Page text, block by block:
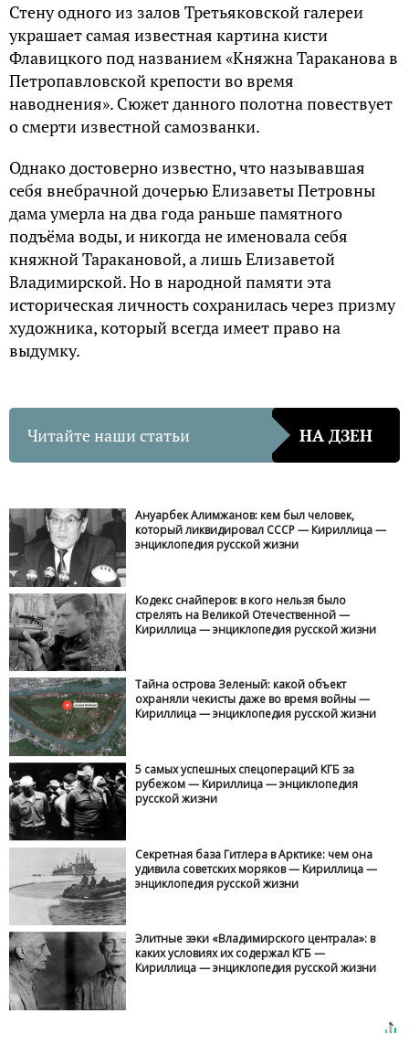
Стену одного из залов Третьяковской галереи
украшает самая известная картина кисти
Флавицкого под названием «Княжна Тараканова в
Петропавловской крепости во время
наводнения». Сюжет данного полотна повествует
о смерти известной самозванки.
Однако достоверно известно, что называвшая
себя внебрачной дочерью Елизаветы Петровны
дама умерла на два года раньше памятного
подъёма воды, и никогда не именовала себя
княжной Таракановой, а лишь Елизаветой
Владимирской. Но в народной памяти эта
историческая личность сохранилась через призму
художника, который всегда имеет право на
выдумку.
Читайте наши статьи НА ДЗЕН
Ануарбек Алимжанов: кем был человек,
который ликвидировал СССР — Кириллица —
энциклопедия русской жизни
Кодекс снайперов: в кого нельзя было
стрелять на Великой Отечественной —
Кириллица — энциклопедия русской жизни
Тайна острова Зеленый: какой объект
охраняли чекисты даже во время войны —
Кириллица — энциклопедия русской жизни
5 самых успешных спецопераций КГБ за
рубежом — Кириллица — энциклопедия
русской жизни
Секретная база Гитлера в Арктике: чем она
удивила советских моряков — Кириллица —
энциклопедия русской жизни
Элитные зэки «Владимирского централа»: в
каких условиях их содержал КГБ —
Кириллица — энциклопедия русской жизни